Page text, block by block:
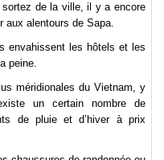
de la ville, il y a encore
aux alentours de Sapa.
envahissent les hôtels et les
peine.
méridionales du Vietnam, y
un certain nombre de
de pluie et d’hiver à prix